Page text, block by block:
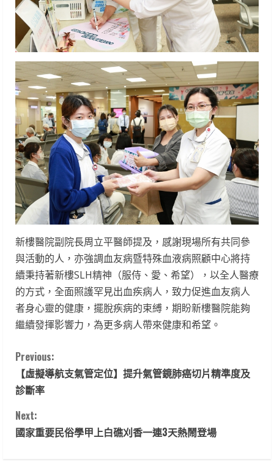
新樓醫院副院長周立平醫師提及，感謝現場所有共同參
與活動的人，亦強調血友病暨特殊血液病照顧中心將持
續秉持著新樓SLH精神（服侍、愛、希望），以全人醫療
的方式，全面照護罕見出血疾病人，致力促進血友病人
者身心靈的健康，擺脫疾病的束縛，期盼新樓醫院能夠
繼續發揮影響力，為更多病人帶來健康和希望。
C
o
n
t
Previous:
【虛擬導航支氣管定位】提升氣管鏡肺癌切片精準度及
診斷率
Next:
國家重要民俗學甲上白礁刈香一連3天熱鬧登場